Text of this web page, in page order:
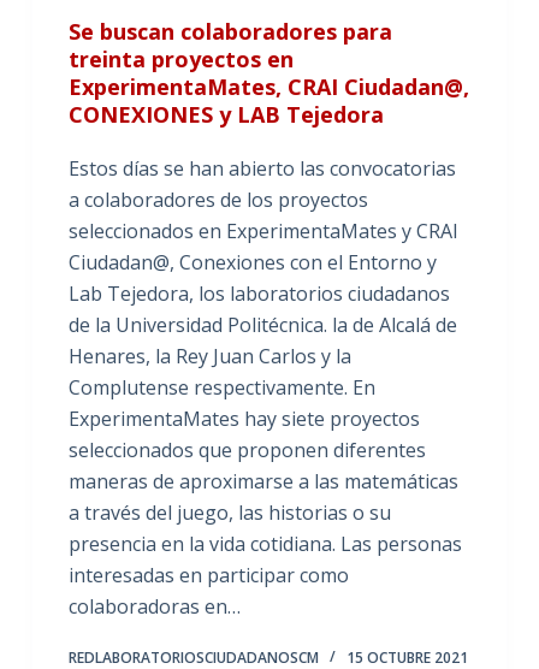
Se buscan colaboradores para
treinta proyectos en
ExperimentaMates, CRAI Ciudadan@,
CONEXIONES y LAB Tejedora
Estos días se han abierto las convocatorias
a colaboradores de los proyectos
seleccionados en ExperimentaMates y CRAI
Ciudadan@, Conexiones con el Entorno y
Lab Tejedora, los laboratorios ciudadanos
de la Universidad Politécnica. la de Alcalá de
Henares, la Rey Juan Carlos y la
Complutense respectivamente. En
ExperimentaMates hay siete proyectos
seleccionados que proponen diferentes
maneras de aproximarse a las matemáticas
a través del juego, las historias o su
presencia en la vida cotidiana. Las personas
interesadas en participar como
colaboradoras en…
REDLABORATORIOSCIUDADANOSCM 15 OCTUBRE 2021